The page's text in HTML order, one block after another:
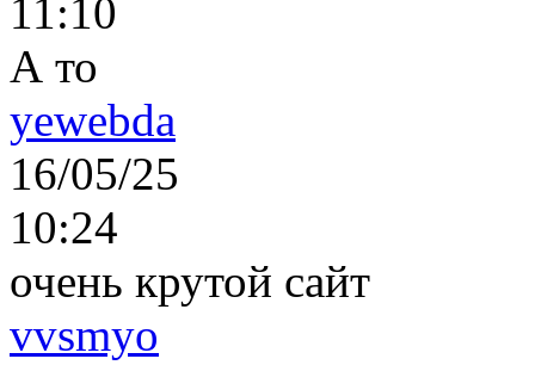
11:10
А то
yewebda
16/05/25
10:24
очень крутой сайт
vvsmyo